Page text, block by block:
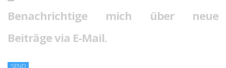
Benachrichtige mich über neue
Beiträge via E-Mail.